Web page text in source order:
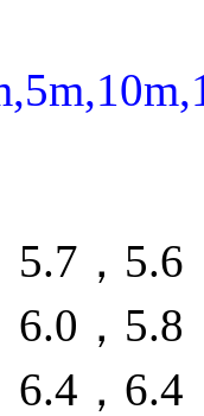
，5.6
，5.8
，6.4